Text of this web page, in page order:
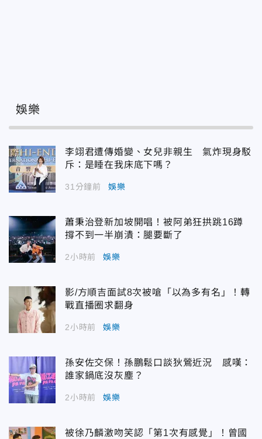
娛樂
李翊君遭傳婚變、女兒非親生 氣炸現身駁
斥：是睡在我床底下嗎？
31分鐘前 娛樂
蕭秉治登新加坡開唱！被阿弟狂拱跳16蹲
撐不到一半崩潰：腿要斷了
2小時前 娛樂
影/方順吉面試8次被嗆「以為多有名」！轉
戰直播圈求翻身
2小時前 娛樂
孫安佐交保！孫鵬鬆口談狄鶯近況 感嘆：
誰家鍋底沒灰塵？
2小時前 娛樂
被徐乃麟激吻笑認「第1次有感覺」！曾國